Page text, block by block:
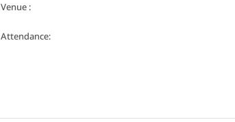
Venue :
Attendance: